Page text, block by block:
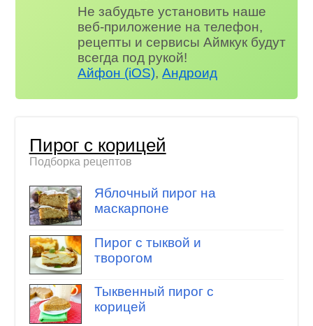
Не забудьте установить наше
веб-приложение на телефон,
рецепты и сервисы Аймкук будут
всегда под рукой!
Айфон (iOS),Андроид
Пирог с корицей
Подборка рецептов
Яблочный пирог на
маскарпоне
Пирог с тыквой и
творогом
Тыквенный пирог с
корицей